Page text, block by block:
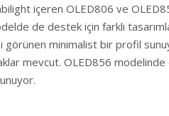
içeren OLED806 ve
de destek için farklı
görünen minimalist bir profil
mevcut. OLED856